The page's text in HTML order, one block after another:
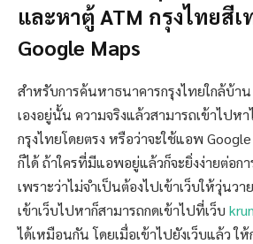
และหาตู้ ATM กรุงไทยสีเ
Google Maps
สำหรับการค้นหาธนาคารกรุงไทยใกล้บ้า
เองอยู่นั้น ความจริงแล้วสามารถเข้าไปหา
กรุงไทยโดยตรง หรือว่าจะใช้แอพ
ก็ได้ ถ้าใครที่มีแอพอยู่แล้วก็จะยิ่งง่ายต่อก
เพราะว่าไม่จำเป็นต้องไปเข้าเว็บให้วุ่นวา
เข้าเว็บไปหาก็สามารถกดเข้าไปที่เว็บ
ได้เหมือนกัน โดยเมื่อเข้าไปยังเว็บแล้ว ใ